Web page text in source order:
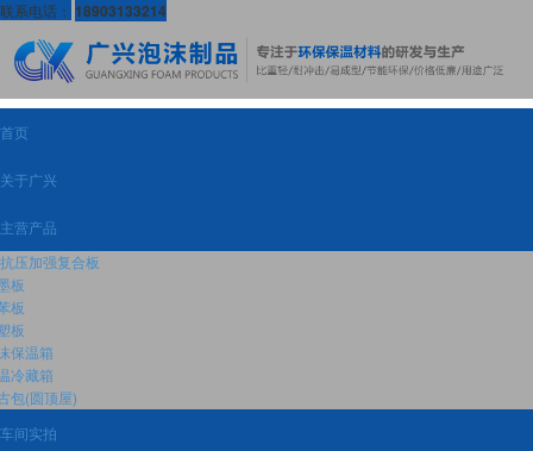
联系电话： 18903133214
首页
关于广兴
主营产品
压加强复合板
板
板
板
保温箱
冷藏箱
包(圆顶屋)
车间实拍